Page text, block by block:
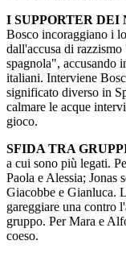
I SUPPORTER DEI
Bosco incoraggiano i
dall'accusa di
spagnola", accusando
italiani. Interviene
significato diverso in
calmare le acque
gioco.
SFIDA TRA
a cui sono più legati.
Paola e Alessia; Jonas
Giacobbe e Gianluca.
gareggiare una contro
gruppo. Per Mara e
coeso.